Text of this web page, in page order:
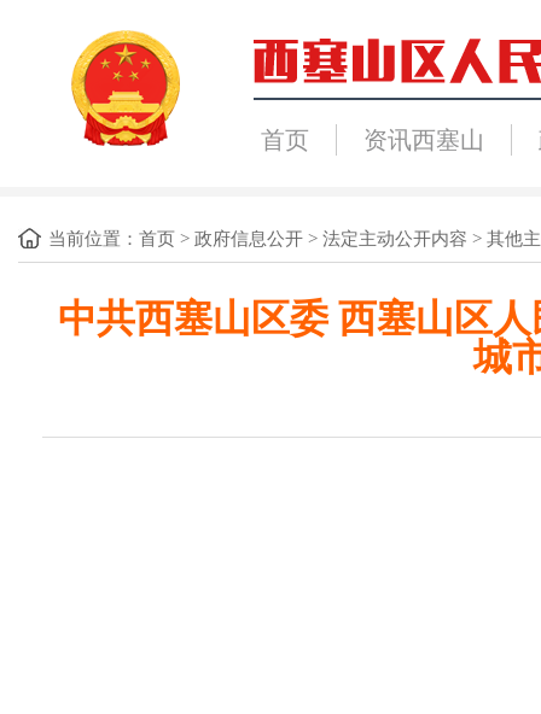
首页 资讯西塞山
当前位置： 首页 > 政府信息公开 > 法定主动公开内容 > 其他
中共西塞山区委 西塞山区
城